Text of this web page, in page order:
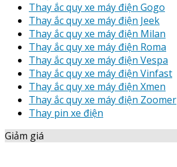
Thay ắc quy xe máy điện Gogo
Thay ắc quy xe máy điện Jeek
Thay ắc quy xe máy điện Milan
Thay ắc quy xe máy điện Roma
Thay ắc quy xe máy điện Vespa
Thay ắc quy xe máy điện Vinfast
Thay ắc quy xe máy điện Xmen
Thay ắc quy xe máy điện Zoomer
Thay pin xe điện
Giảm giá